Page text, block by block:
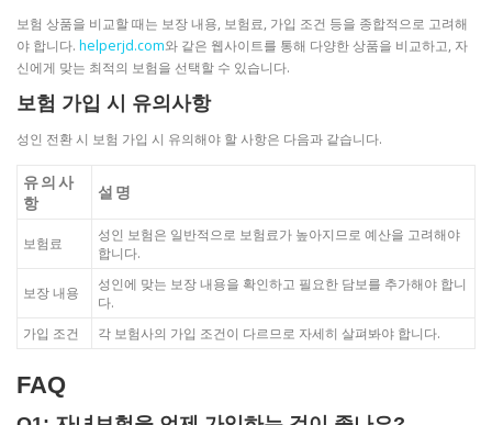
보험 상품을 비교할 때는 보장 내용, 보험료, 가입 조건 등을 종합적으로 고려해
야 합니다. helperjd.com와 같은 웹사이트를 통해 다양한 상품을 비교하고, 자
신에게 맞는 최적의 보험을 선택할 수 있습니다.
보험 가입 시 유의사항
성인 전환 시 보험 가입 시 유의해야 할 사항은 다음과 같습니다.
유의사
항
설명
보험료
성인 보험은 일반적으로 보험료가 높아지므로 예산을 고려해야
합니다.
보장 내용
성인에 맞는 보장 내용을 확인하고 필요한 담보를 추가해야 합니
다.
가입 조건
각 보험사의 가입 조건이 다르므로 자세히 살펴봐야 합니다.
FAQ